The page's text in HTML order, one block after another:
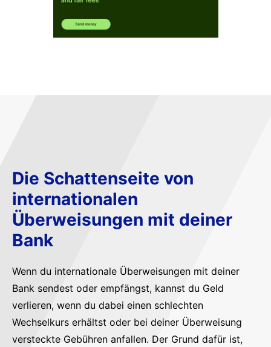
Die Schattenseite von
internationalen
Überweisungen mit deiner
Bank
Wenn du internationale Überweisungen mit deiner
Bank sendest oder empfängst, kannst du Geld
verlieren, wenn du dabei einen schlechten
Wechselkurs erhältst oder bei deiner Überweisung
versteckte Gebühren anfallen. Der Grund dafür ist,